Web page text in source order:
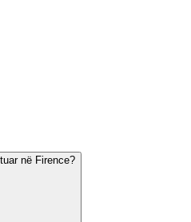
në Firence?